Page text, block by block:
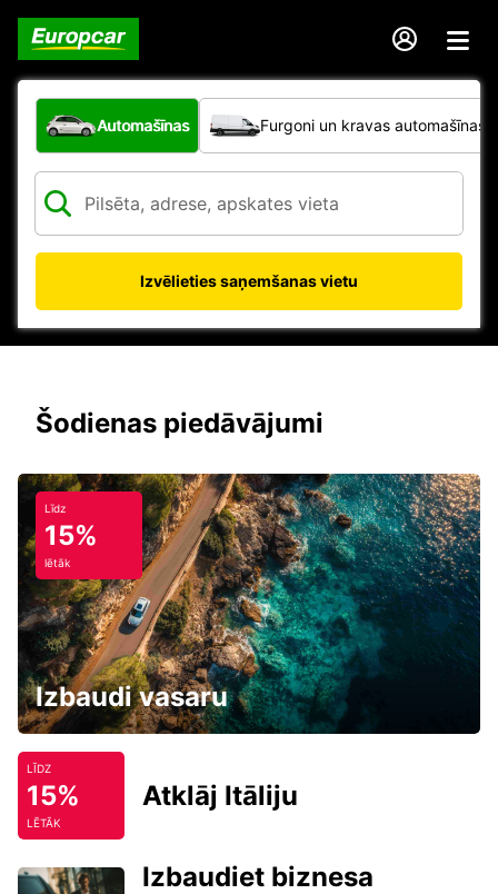
Kāda veida transportlīdzeklis?
Automašīnas Furgoni un kravas automašīnas
Izvēlieties saņemšanas vietu
Šodienas piedāvājumi
Līdz
15%
lētāk
Izbaudi vasaru
LĪDZ
15%
LĒTĀK
Atklāj Itāliju
Izbaudiet biznesa